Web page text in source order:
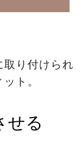
取り付けられ
ト。
せる